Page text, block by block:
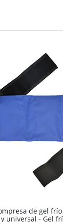
de gel
universal - Gel